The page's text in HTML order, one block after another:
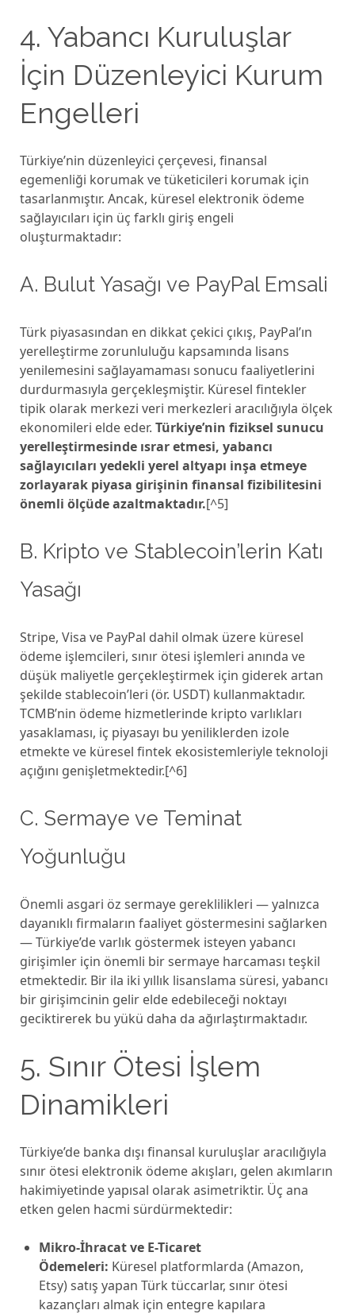
4. Yabancı Kuruluşlar
İçin Düzenleyici Kurum
Engelleri
Türkiye’nin düzenleyici çerçevesi, finansal
egemenliği korumak ve tüketicileri korumak için
tasarlanmıştır. Ancak, küresel elektronik ödeme
sağlayıcıları için üç farklı giriş engeli
oluşturmaktadır:
A. Bulut Yasağı ve PayPal Emsali
Türk piyasasından en dikkat çekici çıkış, PayPal’ın
yerelleştirme zorunluluğu kapsamında lisans
yenilemesini sağlayamaması sonucu faaliyetlerini
durdurmasıyla gerçekleşmiştir. Küresel fintekler
tipik olarak merkezi veri merkezleri aracılığıyla ölçek
ekonomileri elde eder. Türkiye’nin fiziksel sunucu
yerelleştirmesinde ısrar etmesi, yabancı
sağlayıcıları yedekli yerel altyapı inşa etmeye
zorlayarak piyasa girişinin finansal fizibilitesini
önemli ölçüde azaltmaktadır.[^5]
B. Kripto ve Stablecoin’lerin Katı
Yasağı
Stripe, Visa ve PayPal dahil olmak üzere küresel
ödeme işlemcileri, sınır ötesi işlemleri anında ve
düşük maliyetle gerçekleştirmek için giderek artan
şekilde stablecoin’leri (ör. USDT) kullanmaktadır.
TCMB’nin ödeme hizmetlerinde kripto varlıkları
yasaklaması, iç piyasayı bu yeniliklerden izole
etmekte ve küresel fintek ekosistemleriyle teknoloji
açığını genişletmektedir.[^6]
C. Sermaye ve Teminat
Yoğunluğu
Önemli asgari öz sermaye gereklilikleri — yalnızca
dayanıklı firmaların faaliyet göstermesini sağlarken
— Türkiye’de varlık göstermek isteyen yabancı
girişimler için önemli bir sermaye harcaması teşkil
etmektedir. Bir ila iki yıllık lisanslama süresi, yabancı
bir girişimcinin gelir elde edebileceği noktayı
geciktirerek bu yükü daha da ağırlaştırmaktadır.
5. Sınır Ötesi İşlem
Dinamikleri
Türkiye’de banka dışı finansal kuruluşlar aracılığıyla
sınır ötesi elektronik ödeme akışları, gelen akımların
hakimiyetinde yapısal olarak asimetriktir. Üç ana
etken gelen hacmi sürdürmektedir:
Mikro-İhracat ve E-Ticaret
Ödemeleri: Küresel platformlarda (Amazon,
Etsy) satış yapan Türk tüccarlar, sınır ötesi
kazançları almak için entegre kapılara